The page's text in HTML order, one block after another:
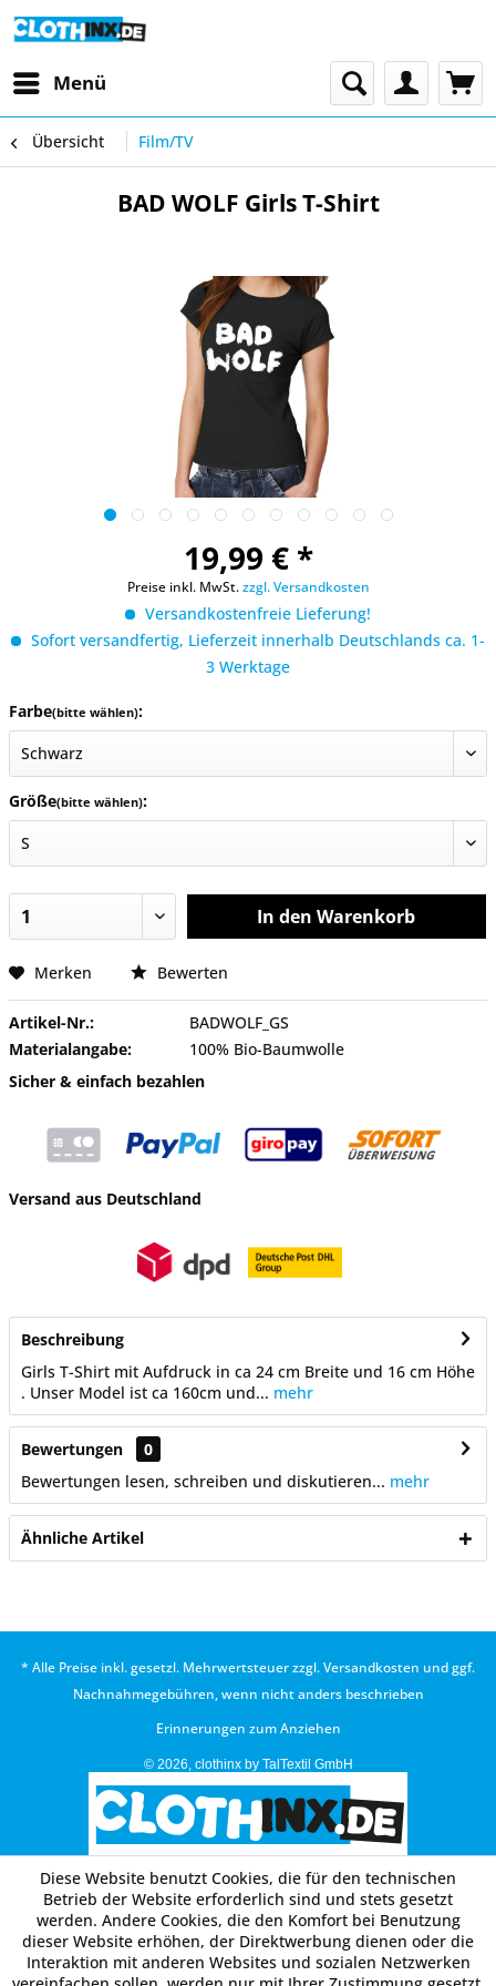
Menü
Übersicht Film/TV
BAD WOLF Girls T-Shirt
19,99 € *
Preise inkl. MwSt.zzgl. Versandkosten
Versandkostenfreie Lieferung!
Sofort versandfertig, Lieferzeit innerhalb Deutschlands ca. 1-
3 Werktage
Farbe(bitte wählen):
Größe(bitte wählen):
In den Warenkorb
Merken Bewerten
Artikel-Nr.:
BADWOLF_GS
Materialangabe:
100% Bio-Baumwolle
Sicher & einfach bezahlen
Versand aus Deutschland
Beschreibung
Girls T-Shirt mit Aufdruck in ca 24 cm Breite und 16 cm Höhe
. Unser Model ist ca 160cm und... mehr
Bewertungen
0
Bewertungen lesen, schreiben und diskutieren... mehr
Ähnliche Artikel
* Alle Preise inkl. gesetzl. Mehrwertsteuer zzgl.Versandkosten und ggf.
Nachnahmegebühren, wenn nicht anders beschrieben
Erinnerungen zum Anziehen
© 2026, clothinx by TalTextil GmbH
Diese Website benutzt Cookies, die für den technischen
Betrieb der Website erforderlich sind und stets gesetzt
werden. Andere Cookies, die den Komfort bei Benutzung
dieser Website erhöhen, der Direktwerbung dienen oder die
Interaktion mit anderen Websites und sozialen Netzwerken